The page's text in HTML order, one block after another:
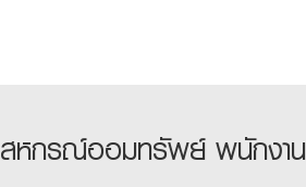
สหกรณ์ออมทรัพย์ พนักงาน